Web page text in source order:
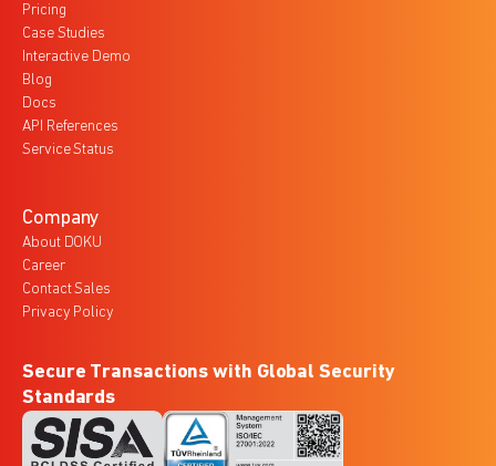
Pricing
Case Studies
Interactive Demo
Blog
Docs
API References
Service Status
Company
About DOKU
Career
Contact Sales
Privacy Policy
Secure Transactions with Global Security
Standards